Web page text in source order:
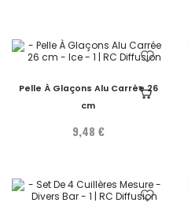
Pelle À Glaçons Alu Carrée 26
cm
9,48 €